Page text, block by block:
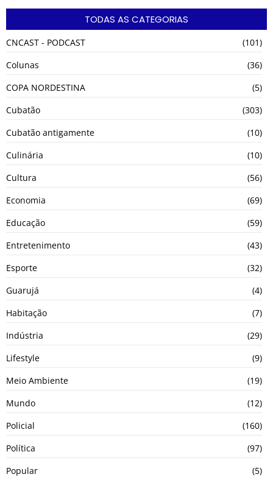
TODAS AS CATEGORIAS
CNCAST - PODCAST
(101)
Colunas
(36)
COPA NORDESTINA
(5)
Cubatão
(303)
Cubatão antigamente
(10)
Culinária
(10)
Cultura
(56)
Economia
(69)
Educação
(59)
Entretenimento
(43)
Esporte
(32)
Guarujá
(4)
Habitação
(7)
Indústria
(29)
Lifestyle
(9)
Meio Ambiente
(19)
Mundo
(12)
Policial
(160)
Política
(97)
Popular
(5)